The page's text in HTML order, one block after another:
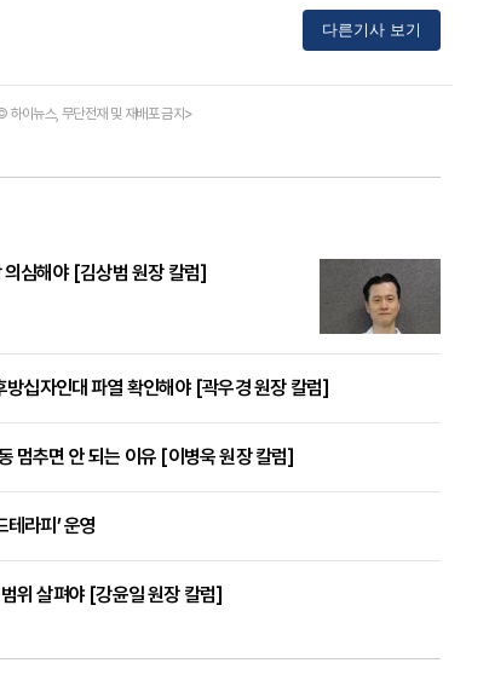
다른기사 보기
하이뉴스, 무단전재 및 재배포 금지>
심해야 [김상범 원장 칼럼]
방십자인대 파열 확인해야 [곽우경 원장 칼럼]
멈추면 안 되는 이유 [이병욱 원장 칼럼]
라피’ 운영
위 살펴야 [강윤일 원장 칼럼]